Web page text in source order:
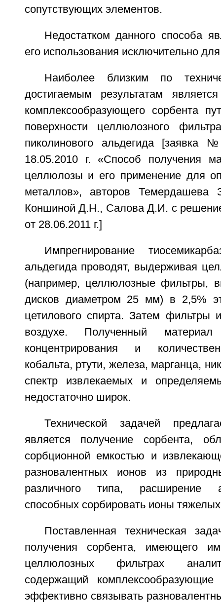
сопутствующих элементов.
Недостатком данного способа
его использования исключительно
Наиболее близким по
достигаемым результатам
комплексообразующего сорбента
поверхности целлюлозного
пиколинового альдегида [заявка
18.05.2010 г. «Способ получения
целлюлозы и его применение для
металлов», авторов
Коншиной Д.Н., Салова Д.И. с
от 28.06.2011 г.]
Импрегнирование
альдегида проводят, выдерживая
(например, целлюлозные фильтры,
дисков диаметром 25 мм) в 2,5%
цетилового спирта. Затем фильтры
воздухе. Полученный
концентрирования и
кобальта, ртути, железа, марганца,
спектр извлекаемых и
недостаточно широк.
Технической задачей
является получение сорбента,
сорбционной емкостью и
разновалентных ионов из
различного типа, расширение
способных сорбировать ионы
Поставленная техническая
получения сорбента, имеющего
целлюлозных фильтрах
содержащий
эффективно связывать